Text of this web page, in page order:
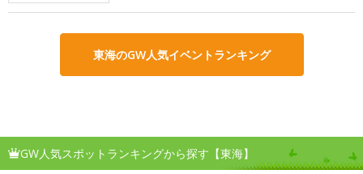
東海のGW人気イベントランキング
GW人気スポットランキングから探す【東海】